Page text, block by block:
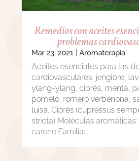
Remedios con aceites
problemas
Mar 23, 2021| Aromaterapia
Aceites esenciales para las
cardiovasculares: jengibre,
ylang-ylang, ciprés, menta,
pomelo, romero verbenona,
luisa. Ciprés (cupressus
stricta) Moléculas
careno Familia:...